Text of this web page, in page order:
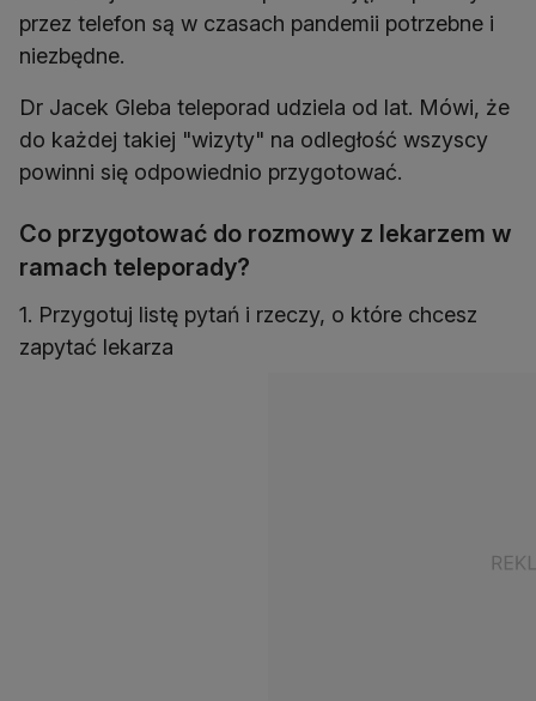
przez telefon są w czasach pandemii potrzebne i
niezbędne.
Dr Jacek Gleba teleporad udziela od lat. Mówi, że
do każdej takiej "wizyty" na odległość wszyscy
powinni się odpowiednio przygotować.
Co przygotować do rozmowy z lekarzem w
ramach teleporady?
1. Przygotuj listę pytań i rzeczy, o które chcesz
zapytać lekarza